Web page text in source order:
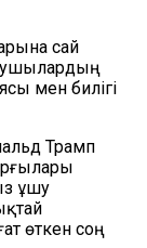
сай
мен билігі
Трамп
ұшу
өткен соң